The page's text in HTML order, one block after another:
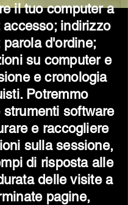
il tuo computer a
accesso; indirizzo
parola d'ordine;
su computer e
e cronologia
Potremmo
strumenti software
e raccogliere
sulla sessione,
di risposta alle
delle visite a
pagine,